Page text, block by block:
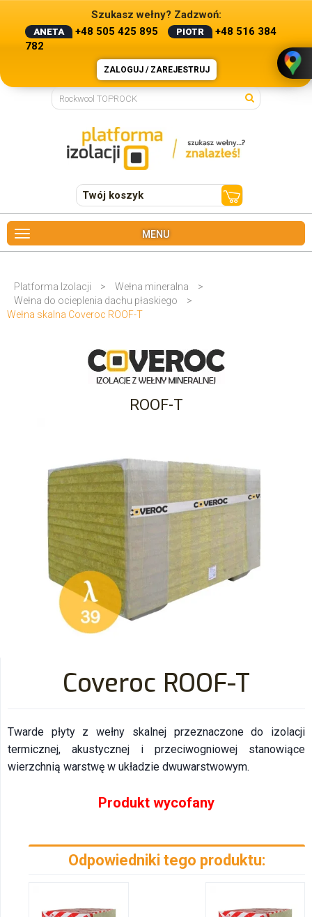
Szukasz wełny? Zadzwoń:
ANETA +48 505 425 895 PIOTR
+48 516 384
782
ZALOGUJ / ZAREJESTRUJ
Twój koszyk
MENU
Platforma Izolacji > Wełna mineralna
>
Wełna do ocieplenia dachu płaskiego
>
Wełna skalna Coveroc ROOF-T
ROOF-T
Coveroc ROOF-T
Twarde płyty z wełny skalnej przeznaczone do izolacji
termicznej, akustycznej i przeciwogniowej stanowiące
wierzchnią warstwę w układzie dwuwarstwowym.
Produkt wycofany
Odpowiedniki tego produktu: